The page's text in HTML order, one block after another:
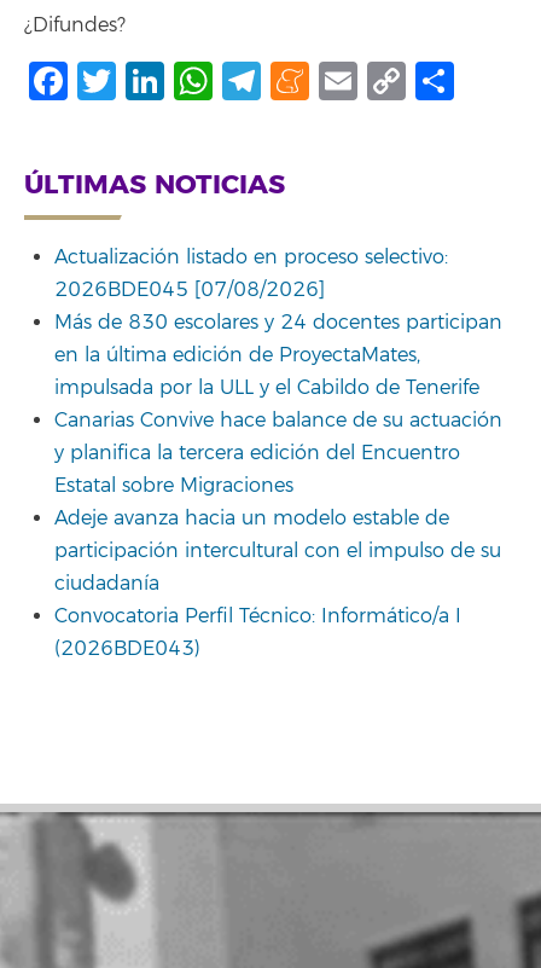
¿Difundes?
Facebook
Twitter
LinkedIn
WhatsApp
Telegram
Meneame
Email
Copy
ÚLTIMAS NOTICIAS
Actualización listado en proceso selectivo:
2026BDE045 [07/08/2026]
Más de 830 escolares y 24 docentes participan
en la última edición de ProyectaMates,
impulsada por la ULL y el Cabildo de Tenerife
Canarias Convive hace balance de su actuación
y planifica la tercera edición del Encuentro
Estatal sobre Migraciones
Adeje avanza hacia un modelo estable de
participación intercultural con el impulso de su
ciudadanía
Convocatoria Perfil Técnico: Informático/a I
(2026BDE043)